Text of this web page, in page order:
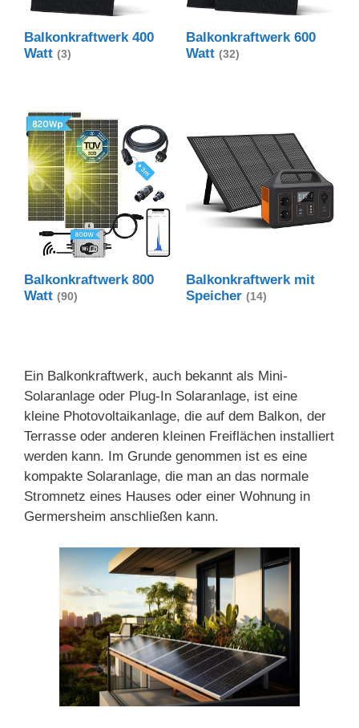
Balkonkraftwerk 400
Watt (3)
Balkonkraftwerk 600
Watt (32)
Balkonkraftwerk 800
Watt (90)
Balkonkraftwerk mit
Speicher (14)
Ein Balkonkraftwerk, auch bekannt als Mini-
Solaranlage oder Plug-In Solaranlage, ist eine
kleine Photovoltaikanlage, die auf dem Balkon, der
Terrasse oder anderen kleinen Freiflächen installiert
werden kann. Im Grunde genommen ist es eine
kompakte Solaranlage, die man an das normale
Stromnetz eines Hauses oder einer Wohnung in
Germersheim anschließen kann.